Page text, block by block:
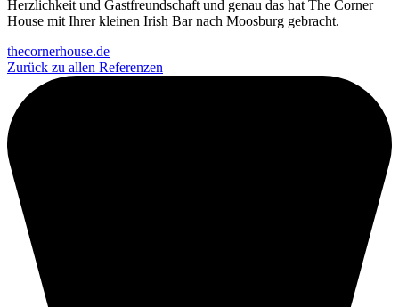
Herzlichkeit und Gastfreundschaft und genau das hat The Corner
House mit Ihrer kleinen Irish Bar nach Moosburg gebracht.
thecornerhouse.de
Zurück zu allen Referenzen